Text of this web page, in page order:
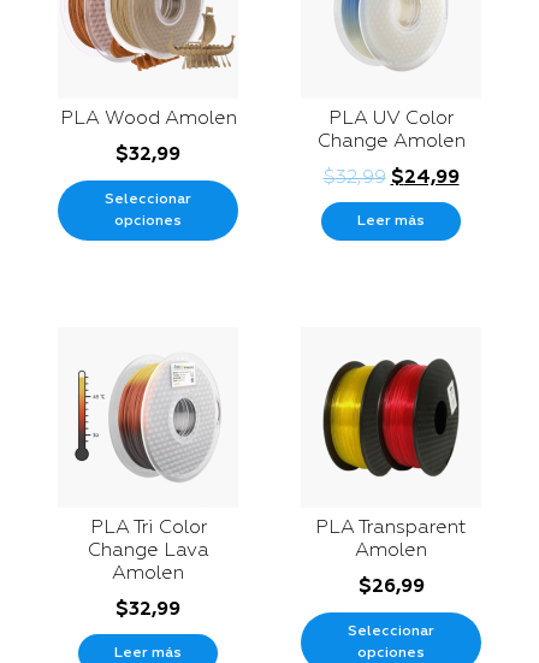
PLA Wood Amolen
$32,99
Seleccionar
opciones
PLA UV Color
Change Amolen
$32,99 $24,99
Leer más
PLA Tri Color
Change Lava
Amolen
$32,99
Leer más
PLA Transparent
Amolen
$26,99
Seleccionar
opciones